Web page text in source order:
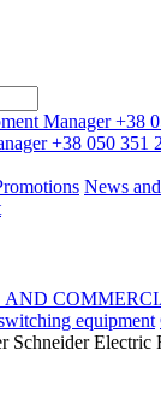
Manager+38
+38 050 351
News
AND
equipment
Schneider Electric